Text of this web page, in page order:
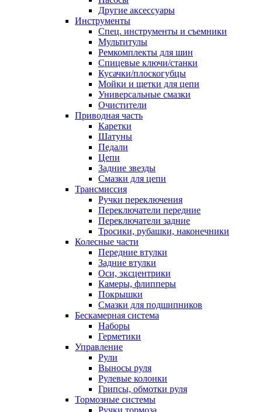
Другие аксессуары
Инструменты
Спец. инструменты и съемники
Мультитулы
Ремкомплекты для шин
Спицевые ключи/станки
Кусачки/плоскогубцы
Мойки и щетки для цепи
Универсальные смазки
Очистители
Приводная часть
Каретки
Шатуны
Педали
Цепи
Задние звезды
Смазки для цепи
Трансмиссия
Ручки переключения
Переключатели передние
Переключатели задние
Тросики, рубашки, наконечники
Колесные части
Передние втулки
Задние втулки
Оси, эксцентрики
Камеры, флипперы
Покрышки
Смазки для подшипников
Бескамерная система
Наборы
Герметики
Управление
Рули
Выносы руля
Рулевые колонки
Грипсы, обмотки руля
Тормозные системы